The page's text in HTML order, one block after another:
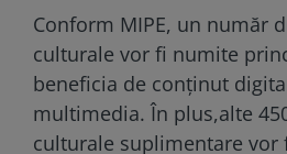
Conform MIPE, un număr
culturale vor fi numite
beneficia de conţinut
multimedia. În plus,alte
culturale suplimentare vor